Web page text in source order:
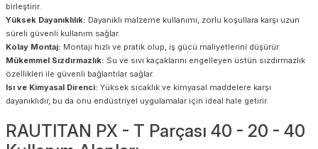
birleştirir.
Yüksek Dayanıklılık: Dayanıklı malzeme kullanımı, zorlu koşullara karşı uzun
süreli güvenli kullanım sağlar.
Kolay Montaj: Montajı hızlı ve pratik olup, iş gücü maliyetlerini düşürür.
Mükemmel Sızdırmazlık: Su ve sıvı kaçaklarını engelleyen üstün sızdırmazlık
özellikleri ile güvenli bağlantılar sağlar.
Isı ve Kimyasal Direnci: Yüksek sıcaklık ve kimyasal maddelere karşı
dayanıklıdır, bu da onu endüstriyel uygulamalar için ideal hale getirir.
RAUTITAN PX - T Parçası 40 - 20 - 40